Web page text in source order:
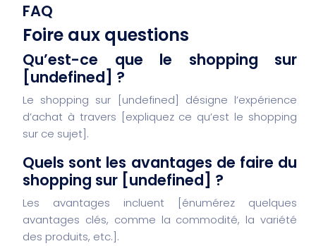
FAQ
Foire aux questions
Qu’est-ce que le shopping sur
[undefined] ?
Le shopping sur [undefined] désigne l’expérience
d’achat à travers [expliquez ce qu’est le shopping
sur ce sujet].
Quels sont les avantages de faire du
shopping sur [undefined] ?
Les avantages incluent [énumérez quelques
avantages clés, comme la commodité, la variété
des produits, etc.].